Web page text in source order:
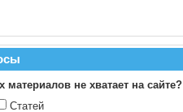
материалов не хватает на сайте?
Статей